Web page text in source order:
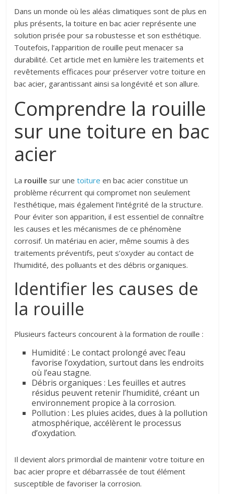
Dans un monde où les aléas climatiques sont de plus en
plus présents, la toiture en bac acier représente une
solution prisée pour sa robustesse et son esthétique.
Toutefois, l’apparition de rouille peut menacer sa
durabilité. Cet article met en lumière les traitements et
revêtements efficaces pour préserver votre toiture en
bac acier, garantissant ainsi sa longévité et son allure.
Comprendre la rouille
sur une toiture en bac
acier
La rouille sur unetoiture en bac acier constitue un
problème récurrent qui compromet non seulement
l’esthétique, mais également l’intégrité de la structure.
Pour éviter son apparition, il est essentiel de connaître
les causes et les mécanismes de ce phénomène
corrosif. Un matériau en acier, même soumis à des
traitements préventifs, peut s’oxyder au contact de
l’humidité, des polluants et des débris organiques.
Identifier les causes de
la rouille
Plusieurs facteurs concourent à la formation de rouille :
Humidité : Le contact prolongé avec l’eau
favorise l’oxydation, surtout dans les endroits
où l’eau stagne.
Débris organiques : Les feuilles et autres
résidus peuvent retenir l’humidité, créant un
environnement propice à la corrosion.
Pollution : Les pluies acides, dues à la pollution
atmosphérique, accélèrent le processus
d’oxydation.
Il devient alors primordial de maintenir votre toiture en
bac acier propre et débarrassée de tout élément
susceptible de favoriser la corrosion.